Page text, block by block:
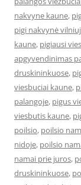
nakvyne kaune,
pigi nakvynė
kaune, pigiausi
apgyvendinimas
druskininkuose,
viesbuciai kaune,
palangoje, pigus
viesbutis kaune,
poilsio, poilsio
nidoje, poilsio
namai prie juros,
druskininkuose,